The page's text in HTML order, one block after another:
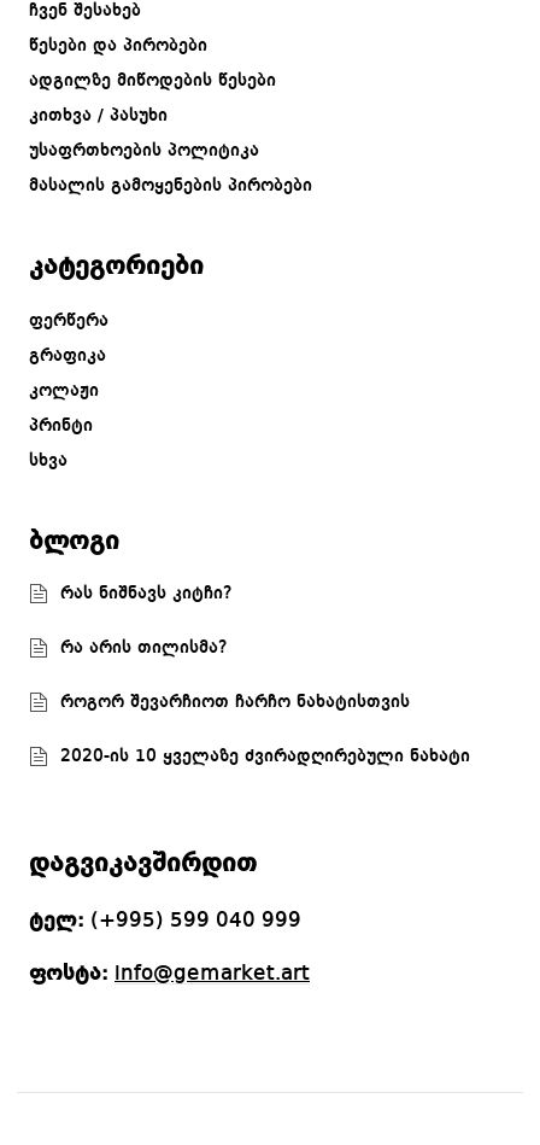
ჩვენ შესახებ
წესები და პირობები
ადგილზე მიწოდების წესები
კითხვა / პასუხი
უსაფრთხოების პოლიტიკა
მასალის გამოყენების პირობები
კატეგორიები
ფერწერა
გრაფიკა
კოლაჟი
პრინტი
სხვა
ბლოგი
რას ნიშნავს კიტჩი?
რა არის თილისმა?
როგორ შევარჩიოთ ჩარჩო ნახატისთვის
2020-ის 10 ყველაზე ძვირადღირებული ნახატი
დაგვიკავშირდით
ტელ: (+995) 599 040 999
ფოსტა: info@gemarket.art